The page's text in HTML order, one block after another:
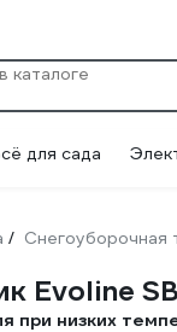
для сада
/ Снегоуборочная
Evoline
при низких